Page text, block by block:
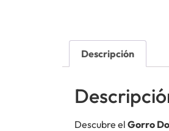
Descripción
Descubre el Gorro